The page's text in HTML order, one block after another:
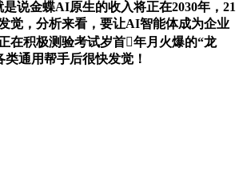
说金蝶AI原生的收入将正在2030年，21
觉，分析来看，要让AI智能体成为企业
在积极测验考试岁首年月火爆的“龙
通用帮手后很快发觉！